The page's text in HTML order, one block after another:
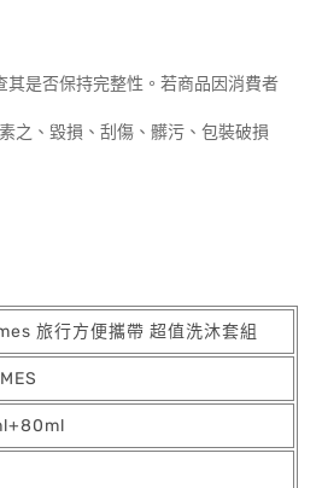
其是否保持完整性。若商品因消費者
之、毀損、刮傷、髒污、包裝破損
旅行方便攜帶 超值洗沐套組